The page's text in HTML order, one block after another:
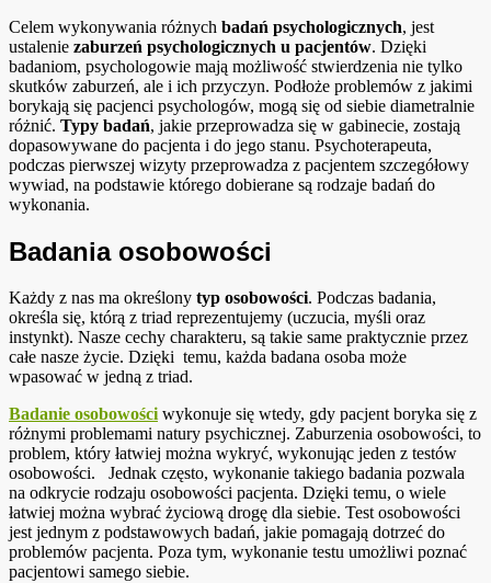
Celem wykonywania różnych badań psychologicznych, jest
ustalenie zaburzeń psychologicznych u pacjentów. Dzięki
badaniom, psychologowie mają możliwość stwierdzenia nie tylko
skutków zaburzeń, ale i ich przyczyn. Podłoże problemów z jakimi
borykają się pacjenci psychologów, mogą się od siebie diametralnie
różnić. Typy badań, jakie przeprowadza się w gabinecie, zostają
dopasowywane do pacjenta i do jego stanu. Psychoterapeuta,
podczas pierwszej wizyty przeprowadza z pacjentem szczegółowy
wywiad, na podstawie którego dobierane są rodzaje badań do
wykonania.
Badania osobowości
Każdy z nas ma określony typ osobowości. Podczas badania,
określa się, którą z triad reprezentujemy (uczucia, myśli oraz
instynkt). Nasze cechy charakteru, są takie same praktycznie przez
całe nasze życie. Dzięki temu, każda badana osoba może
wpasować w jedną z triad.
Badanie osobowościwykonuje się wtedy, gdy pacjent boryka się z
różnymi problemami natury psychicznej. Zaburzenia osobowości, to
problem, który łatwiej można wykryć, wykonując jeden z testów
osobowości. Jednak często, wykonanie takiego badania pozwala
na odkrycie rodzaju osobowości pacjenta. Dzięki temu, o wiele
łatwiej można wybrać życiową drogę dla siebie. Test osobowości
jest jednym z podstawowych badań, jakie pomagają dotrzeć do
problemów pacjenta. Poza tym, wykonanie testu umożliwi poznać
pacjentowi samego siebie.